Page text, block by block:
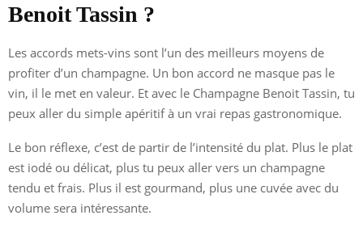
Benoit Tassin ?
Les accords mets-vins sont l’un des meilleurs moyens de
profiter d’un champagne. Un bon accord ne masque pas le
vin, il le met en valeur. Et avec le Champagne Benoit Tassin, tu
peux aller du simple apéritif à un vrai repas gastronomique.
Le bon réflexe, c’est de partir de l’intensité du plat. Plus le plat
est iodé ou délicat, plus tu peux aller vers un champagne
tendu et frais. Plus il est gourmand, plus une cuvée avec du
volume sera intéressante.